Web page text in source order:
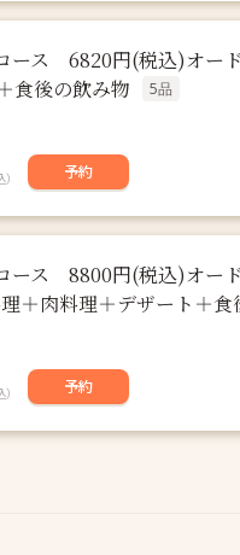
ス 6820円(税込)オー
食後の飲み物
5品
予約
ス 8800円(税込)オー
＋肉料理＋デザート＋食
予約